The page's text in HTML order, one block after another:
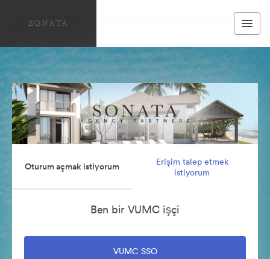
Oturum açmak istiyorum
Erişim talep etmek
istiyorum
Ben bir VUMC işçi
VUMC SSO